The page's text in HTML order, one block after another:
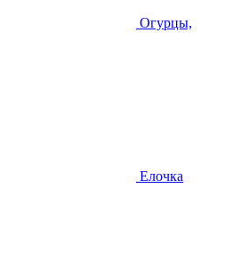
Огурцы,
Елочка